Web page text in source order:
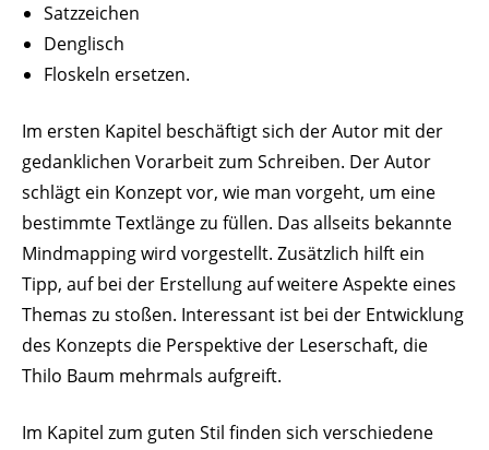
Satz­zeichen
Deng­lisch
Floskeln ersetzen.
Im ersten Kapitel beschäftigt sich der Autor mit der
gedank­lichen Vorarbeit zum Schreiben. Der Autor
schlägt ein Konzept vor, wie man vorgeht, um eine
bestimmte Text­länge zu füllen. Das allseits bekannte
Mind­mapping wird vorge­stellt. Zusätzlich hilft ein
Tipp, auf bei der Erstellung auf weitere Aspekte eines
Themas zu stoßen. Inter­essant ist bei der Entwicklung
des Konzepts die Perspektive der Leser­schaft, die
Thilo Baum mehrmals aufgreift.
Im Kapitel zum guten Stil finden sich verschiedene